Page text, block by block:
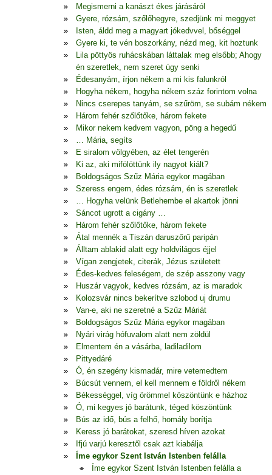
Megismerni a kanászt ékes járásáról
Gyere, rózsám, szőlőhegyre, szedjünk mi meggyet
Isten, áldd meg a magyart jókedvvel, bőséggel
Gyere ki, te vén boszorkány, nézd meg, kit hoztunk
Lila pöttyös ruhácskában láttalak meg elsőbb; Ahogy
én szeretlek, nem szeret úgy senki
Édesanyám, írjon nékem a mi kis falunkról
Hogyha nékem, hogyha nékem száz forintom volna
Nincs cserepes tanyám, se szűröm, se subám nékem
Három fehér szőlőtőke, három fekete
Mikor nekem kedvem vagyon, pöng a hegedű
… Mária, segíts
E siralom völgyében, az élet tengerén
Ki az, aki mifölöttünk ily nagyot kiált?
Boldogságos Szűz Mária egykor magában
Szeress engem, édes rózsám, én is szeretlek
… Hogyha velünk Betlehembe el akartok jönni
Sáncot ugrott a cigány …
Három fehér szőlőtőke, három fekete
Átal mennék a Tiszán daruszőrű paripán
Álltam ablakid alatt egy holdvilágos éjjel
Vígan zengjetek, citerák, Jézus született
Édes-kedves feleségem, de szép asszony vagy
Huszár vagyok, kedves rózsám, az is maradok
Kolozsvár nincs bekerítve szlobod uj drumu
Van-e, aki ne szeretné a Szűz Máriát
Boldogságos Szűz Mária egykor magában
Nyári virág hófuvalom alatt nem zöldül
Elmentem én a vásárba, ladiladilom
Pittyedáré
Ó, én szegény kismadár, mire vetemedtem
Búcsút vennem, el kell mennem e földről nékem
Békességgel, víg örömmel köszöntünk e házhoz
Ó, mi kegyes jó barátunk, téged köszöntünk
Bús az idő, bús a felhő, homály borítja
Keress jó barátokat, szeresd híven azokat
Ifjú varjú keresztől csak azt kiabálja
Íme egykor Szent István Istenben felálla
Íme egykor Szent István Istenben felálla a